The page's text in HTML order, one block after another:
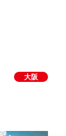
大阪